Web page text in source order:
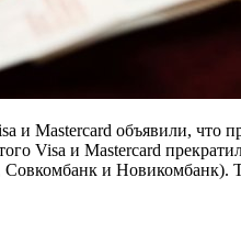
и Mastercard объявили, что
Visa и Mastercard
и Новикомбанк).